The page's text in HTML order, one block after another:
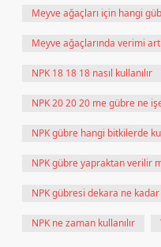
Meyve ağaçları için hangi
Meyve ağaçlarında verimi
NPK 18 18 18 nasıl kullanılır
NPK 20 20 20 me gübre ne
NPK gübre hangi bitkilerde
NPK gübre yapraktan verilir
NPK gübresi dekara ne kadar
NPK ne zaman kullanılır